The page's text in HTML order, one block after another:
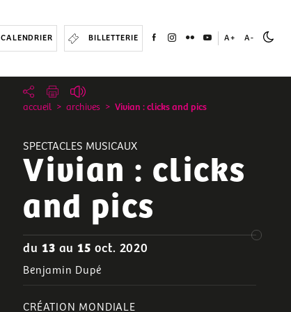
CALENDRIER BILLETTERIE A+ A-
accueil archives Vivian : clicks and pics
SPECTACLES MUSICAUX
Vivian : clicks
and pics
du 13 au15 oct. 2020
Benjamin Dupé
CRÉATION MONDIALE